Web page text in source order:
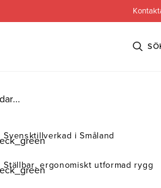
Bröderna
Intergritetspolicy
Svensktillverkad i Småland
Ställbar, ergonomiskt utformad rygg